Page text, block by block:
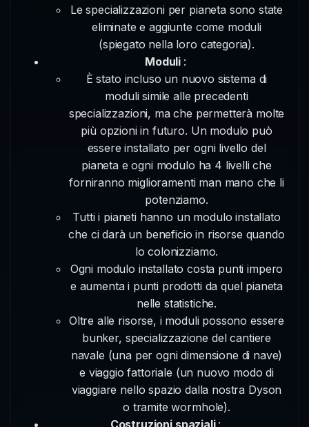
Le specializzazioni per pianeta sono state
eliminate e aggiunte come moduli
(spiegato nella loro categoria).
Moduli :
È stato incluso un nuovo sistema di
moduli simile alle precedenti
specializzazioni, ma che permetterà molte
più opzioni in futuro. Un modulo può
essere installato per ogni livello del
pianeta e ogni modulo ha 4 livelli che
forniranno miglioramenti man mano che li
potenziamo.
Tutti i pianeti hanno un modulo installato
che ci darà un beneficio in risorse quando
lo colonizziamo.
Ogni modulo installato costa punti impero
e aumenta i punti prodotti da quel pianeta
nelle statistiche.
Oltre alle risorse, i moduli possono essere
bunker, specializzazione del cantiere
navale (una per ogni dimensione di nave)
e viaggio fattoriale (un nuovo modo di
viaggiare nello spazio dalla nostra Dyson
o tramite wormhole).
Costruzioni spaziali :